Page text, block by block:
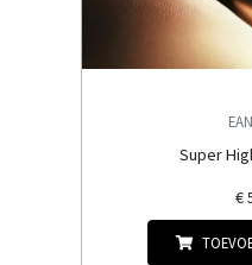
Super
€